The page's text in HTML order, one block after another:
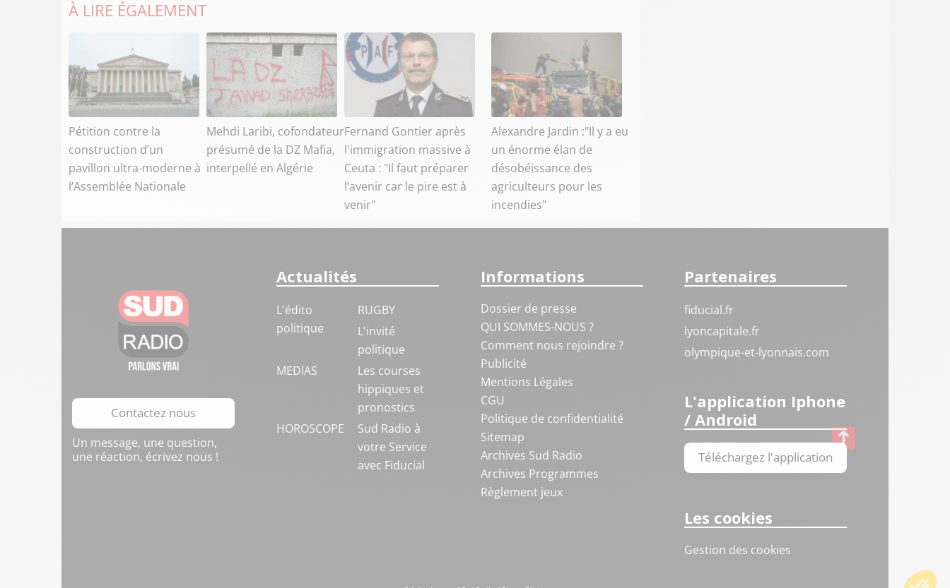
À LIRE ÉGALEMENT
Pétition contre la
construction d’un
pavillon ultra-moderne à
l’Assemblée Nationale
Mehdi Laribi, cofondateur
présumé de la DZ Mafia,
interpellé en Algérie
Fernand Gontier après
l'immigration massive à
Ceuta : "Il faut préparer
l’avenir car le pire est à
venir"
Alexandre Jardin :"Il y a eu
un énorme élan de
désobéissance des
agriculteurs pour les
incendies"
Contactez nous
Un message, une question,
une réaction, écrivez nous !
Actualités
L'édito
politique
RUGBY
L'invité
politique
MEDIAS
Les courses
hippiques et
pronostics
HOROSCOPE
Sud Radio à
votre Service
avec Fiducial
Informations
Dossier de presse
QUI SOMMES-NOUS ?
Comment nous rejoindre ?
Publicité
Mentions Légales
CGU
Politique de confidentialité
Sitemap
Archives Sud Radio
Archives Programmes
Règlement jeux
Partenaires
fiducial.fr
lyoncapitale.fr
olympique-et-lyonnais.com
L'application Iphone
/ Android
Téléchargez l'application
Les cookies
Gestion des cookies